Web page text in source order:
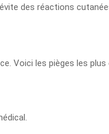
des réactions
Voici les pièges les plus